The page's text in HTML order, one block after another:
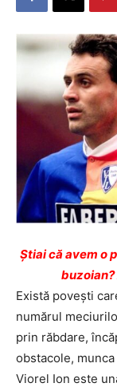
Ştiai că avem o
Există povești
numărul
prin răbdare,
obstacole,
Viorel Ion este